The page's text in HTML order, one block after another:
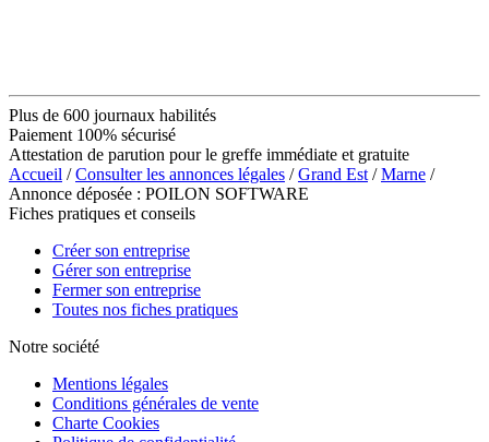
Plus de 600 journaux habilités
Paiement 100% sécurisé
Attestation de parution pour le greffe immédiate et gratuite
Accueil /Consulter les annonces légales /Grand Est /Marne /
Annonce déposée : POILON SOFTWARE
Fiches pratiques et conseils
Créer son entreprise
Gérer son entreprise
Fermer son entreprise
Toutes nos fiches pratiques
Notre société
Mentions légales
Conditions générales de vente
Charte Cookies